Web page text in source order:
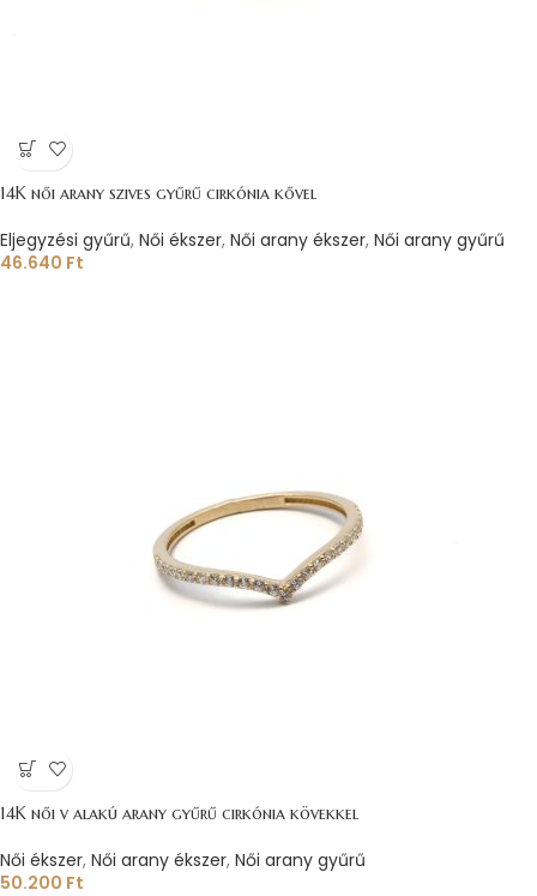
14K női arany szives gyűrű cirkónia kővel
Eljegyzési gyűrű, Női ékszer, Női arany ékszer, Női arany gyűrű
46.640 Ft
14K női v alakú arany gyűrű cirkónia kövekkel
Női ékszer, Női arany ékszer, Női arany gyűrű
50.200 Ft